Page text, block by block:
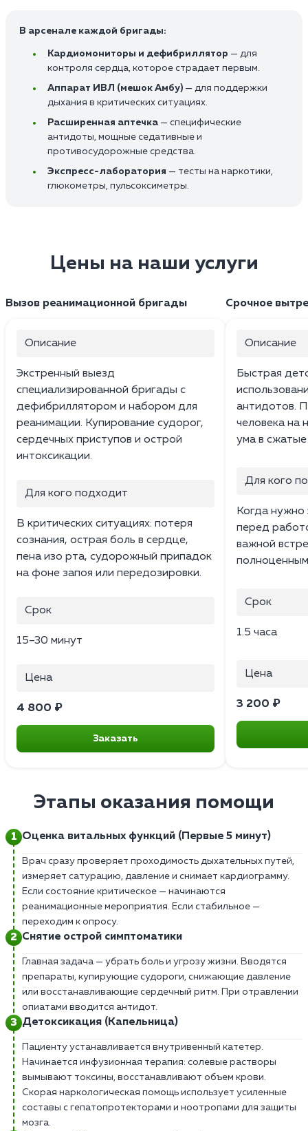
В арсенале каждой бригады:
Кардиомониторы и дефибриллятор — для
контроля сердца, которое страдает первым.
Аппарат ИВЛ (мешок Амбу) — для поддержки
дыхания в критических ситуациях.
Расширенная аптечка — специфические
антидоты, мощные седативные и
противосудорожные средства.
Экспресс-лаборатория — тесты на наркотики,
глюкометры, пульсоксиметры.
Цены на наши услуги
Вызов реанимационной бригады
Описание
Экстренный выезд
специализированной бригады с
дефибриллятором и набором для
реанимации. Купирование судорог,
сердечных приступов и острой
интоксикации.
Для кого подходит
В критических ситуациях: потеря
сознания, острая боль в сердце,
пена изо рта, судорожный припадок
на фоне запоя или передозировки.
Срок
15–30 минут
Цена
4 800 ₽
Заказать
Срочное
Описание
Быстрая
антидотов.
человека на
ума в сжатые
Для кого
Когда нужно
перед
важной
Срок
1.5 часа
Цена
3 200 ₽
Этапы оказания помощи
Оценка витальных функций (Первые 5 минут)
Врач сразу проверяет проходимость дыхательных путей,
измеряет сатурацию, давление и снимает кардиограмму.
Если состояние критическое — начинаются
реанимационные мероприятия. Если стабильное —
переходим к опросу.
Снятие острой симптоматики
Главная задача — убрать боль и угрозу жизни. Вводятся
препараты, купирующие судороги, снижающие давление
или восстанавливающие сердечный ритм. При отравлении
опиатами вводится антидот.
Детоксикация (Капельница)
Пациенту устанавливается внутривенный катетер.
Начинается инфузионная терапия: солевые растворы
вымывают токсины, восстанавливают объем крови.
Скорая наркологическая помощь использует усиленные
составы с гепатопротекторами и ноотропами для защиты
мозга.